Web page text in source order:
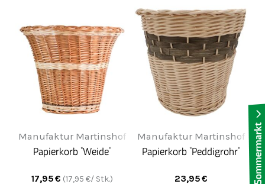
Manufaktur Martinshof
Papierkorb "Weide"
17,95€ (17,95 €/ Stk.)
Manufaktur Martinshof
Papierkorb "Peddigrohr"
23,95€